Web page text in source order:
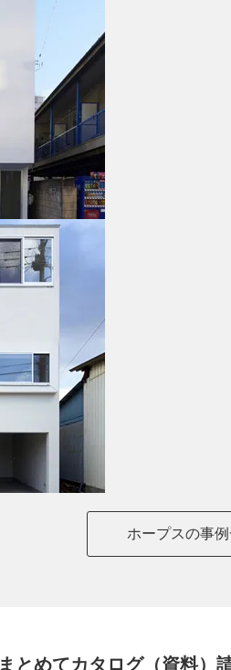
ホープスの事
まとめてカタログ（資料）